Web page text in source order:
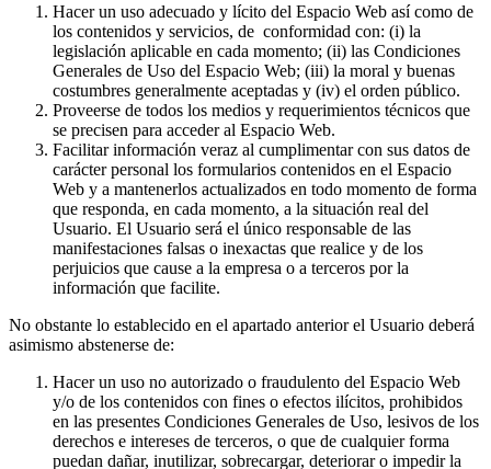
Hacer un uso adecuado y lícito del Espacio Web así como de
los contenidos y servicios, de conformidad con: (i) la
legislación aplicable en cada momento; (ii) las Condiciones
Generales de Uso del Espacio Web; (iii) la moral y buenas
costumbres generalmente aceptadas y (iv) el orden público.
Proveerse de todos los medios y requerimientos técnicos que
se precisen para acceder al Espacio Web.
Facilitar información veraz al cumplimentar con sus datos de
carácter personal los formularios contenidos en el Espacio
Web y a mantenerlos actualizados en todo momento de forma
que responda, en cada momento, a la situación real del
Usuario. El Usuario será el único responsable de las
manifestaciones falsas o inexactas que realice y de los
perjuicios que cause a la empresa o a terceros por la
información que facilite.
No obstante lo establecido en el apartado anterior el Usuario deberá
asimismo abstenerse de:
Hacer un uso no autorizado o fraudulento del Espacio Web
y/o de los contenidos con fines o efectos ilícitos, prohibidos
en las presentes Condiciones Generales de Uso, lesivos de los
derechos e intereses de terceros, o que de cualquier forma
puedan dañar, inutilizar, sobrecargar, deteriorar o impedir la